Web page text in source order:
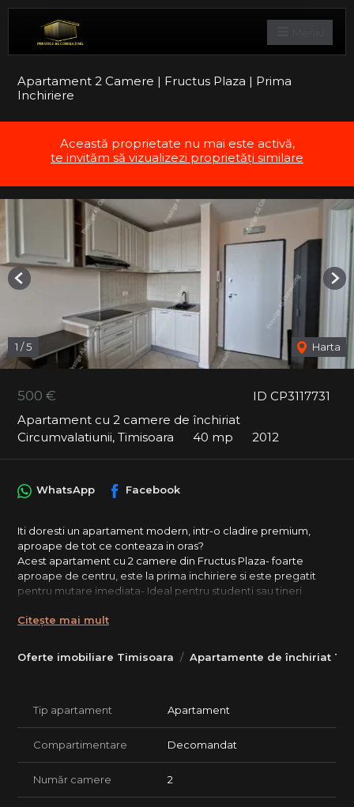
Apartament 2 Camere | Fructus Plaza | Prima
Inchiriere
Această proprietate nu mai este activă,
te invităm să vizualizezi proprietăți similare
ID CP3117731
500 €
Apartament cu 2 camere de închiriat
Circumvalatiunii, Timisoara
40 mp 2012
1 /5 Harta
Previous
Oferte imobiliare Timisoara Apartamente de închiriat
WhatsApp Facebook
Iti doresti un apartament modern, intr-o cladire premium,
aproape de tot ce conteaza in oras?
Acest apartament cu 2 camere din Fructus Plaza- foarte
aproape de centru, este la prima inchiriere si este pregatit
pentru mutare imediata- Ideal pentru studenti sau tineri
importante din oras.
deschisa, cladire moderna, construita in 2014, cu multiple
bucatarie.
apartament cu 2 camere, living cu bucatarie open space, 1
dormitor, 1 baie, situat la etajul 10/14, disponibil imediat, aer
conditionat, mobilier nou, bucatarie open space, centrala pe
bloc, loc de parcare disponibil contra cost
Citește mai mult
Tip apartament Apartament
Compartimentare Decomandat
Număr camere 2